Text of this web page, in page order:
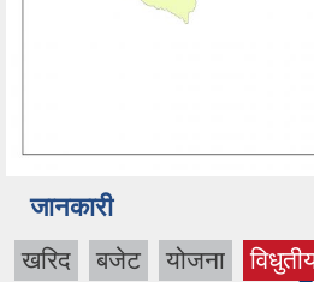
जानकारी
खरिद बजेट योजना